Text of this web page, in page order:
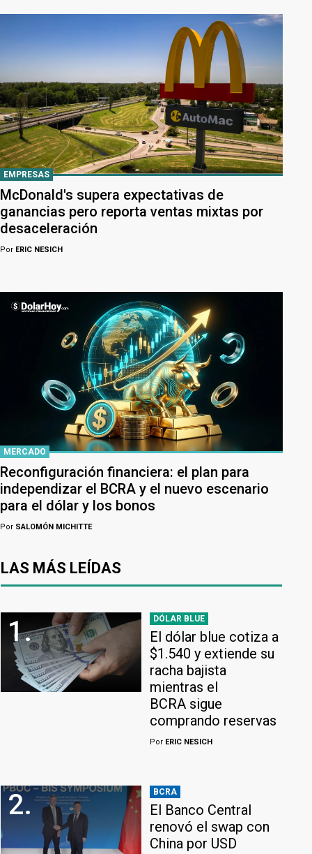
EMPRESAS
McDonald's supera expectativas de
ganancias pero reporta ventas mixtas por
desaceleración
Por ERIC NESICH
MERCADO
Reconfiguración financiera: el plan para
independizar el BCRA y el nuevo escenario
para el dólar y los bonos
Por SALOMÓN MICHITTE
LAS MÁS LEÍDAS
1. DÓLAR BLUE
El dólar blue cotiza a
$1.540 y extiende su
racha bajista
mientras el
BCRA sigue
comprando reservas
Por ERIC NESICH
2. BCRA
El Banco Central
renovó el swap con
China por USD